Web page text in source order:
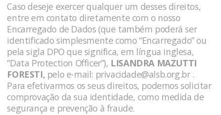
Caso deseje exercer qualquer um desses direitos,
entre em contato diretamente com o nosso
Encarregado de Dados (que também poderá ser
identificado simplesmente como “Encarregado” ou
pela sigla DPO que significa, em língua inglesa,
“Data Protection Officer”), LISANDRA MAZUTTI
FORESTI, pelo e-mail: privacidade@alsb.org.br.
Para efetivarmos os seus direitos, podemos solicitar
comprovação da sua identidade, como medida de
segurança e prevenção à fraude.